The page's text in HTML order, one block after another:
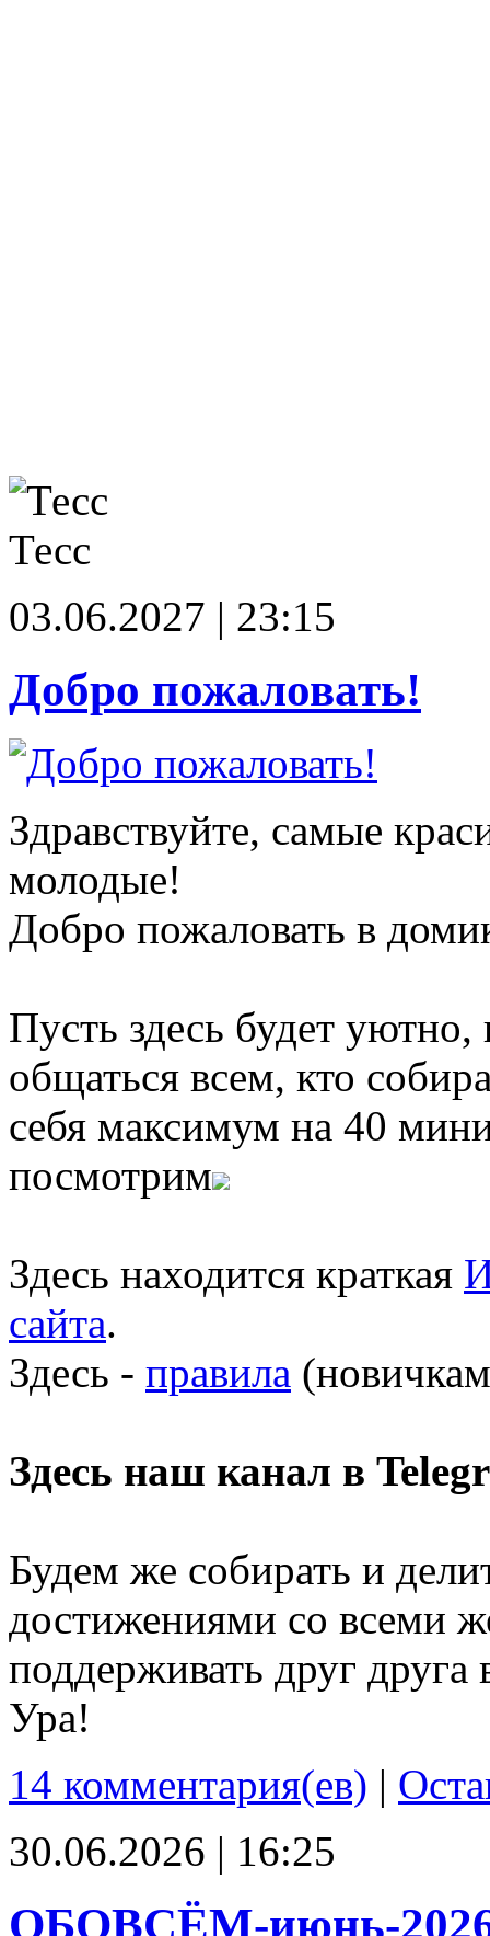
Тесс
03.06.2027 | 23:15
Добро пожаловать!
Здравствуйте, самые
молодые!
Добро пожаловать в
Пусть здесь будет
общаться всем, кто
себя максимум на 40
посмотрим
Здесь находится краткая
сайта.
Здесь - правила
Здесь наш канал в
Будем же собирать и
достижениями со всеми
поддерживать друг
Ура!
14 комментария(ев) |
30.06.2026 | 16:25
ОБОВСЁМ-июнь-